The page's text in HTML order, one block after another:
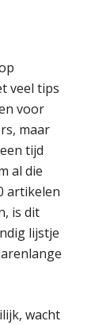
veel tips
voor
maar
tijd
al die
artikelen
is dit
lijstje
wacht